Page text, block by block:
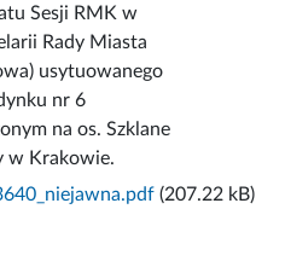
Sesji RMK w
Rady Miasta
usytuowanego
nr 6
na os. Szklane
w Krakowie.
(207.22 kB)